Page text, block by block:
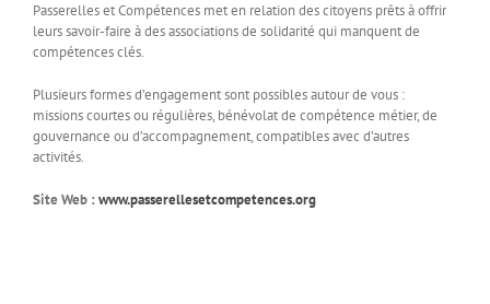
Passerelles et Compétences met en relation des citoyens prêts à offrir
leurs savoir-faire à des associations de solidarité qui manquent de
compétences clés.
Plusieurs formes d’engagement sont possibles autour de vous :
missions courtes ou régulières, bénévolat de compétence métier, de
gouvernance ou d’accompagnement, compatibles avec d’autres
activités.
Site Web : www.passerellesetcompetences.org